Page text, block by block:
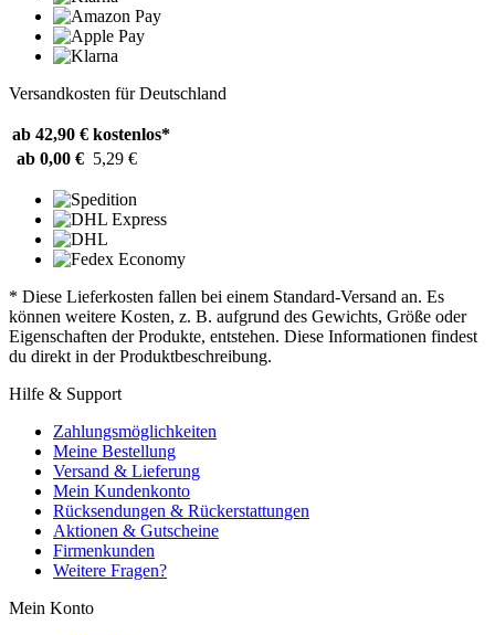
Versandkosten für Deutschland
ab 42,90 € kostenlos*
ab 0,00 € 5,29 €
* Diese Lieferkosten fallen bei einem Standard-Versand an. Es
können weitere Kosten, z. B. aufgrund des Gewichts, Größe oder
Eigenschaften der Produkte, entstehen. Diese Informationen findest
du direkt in der Produktbeschreibung.
Hilfe & Support
Zahlungsmöglichkeiten
Meine Bestellung
Versand & Lieferung
Mein Kundenkonto
Rücksendungen & Rückerstattungen
Aktionen & Gutscheine
Firmenkunden
Weitere Fragen?
Mein Konto